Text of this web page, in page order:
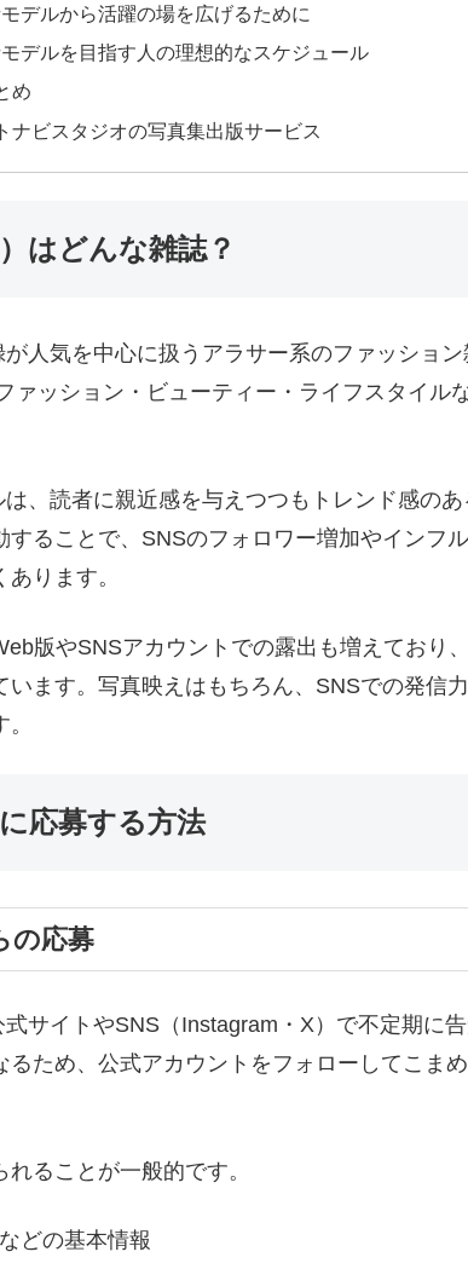
デルから活躍の場を広げるために
デルを目指す人の理想的なスケジュール
め
ナビスタジオの写真集出版サービス
はどんな雑誌？
人気を中心に扱うアラサー系のファッショ
ァッション・ビューティー・ライフスタイル
、読者に親近感を与えつつもトレンド感の
ることで、SNSのフォロワー増加やインフ
ります。
版やSNSアカウントでの露出も増えており
ます。写真映えはもちろん、SNSでの発信
応募する方法
の応募
サイトやSNS（Instagram・X）で不定期に
ため、公式アカウントをフォローしてこま
ることが一般的です。
どの基本情報